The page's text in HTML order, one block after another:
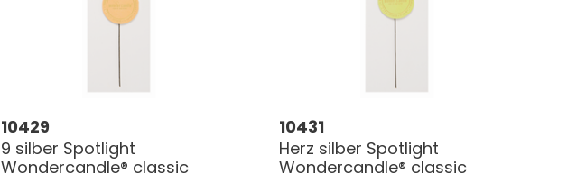
10429
9 silber Spotlight
Wondercandle® classic
10431
Herz silber Spotlight
Wondercandle® classic